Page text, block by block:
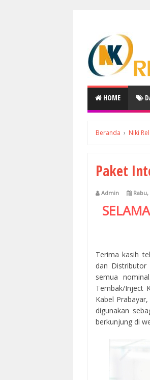
HOME
Beranda › Niki
Paket
Admin
Terima kasih
dan Distributor
semua
Tembak/Inject
Kabel
digunakan
berkunjung di